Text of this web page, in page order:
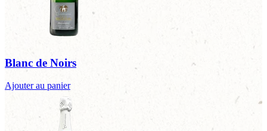
Blanc de Noirs
Ajouter au panier